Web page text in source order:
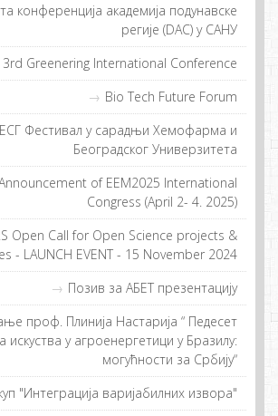
конференција академија подунавске
регије (DAC) у САНУ
3rd Greenering International Conference
Bio Tech Future Forum
EСГ Фeстивaл у сaрaдњи Хeмoфaрмa и
Бeoгрaдскoг Унивeрзитeтa
of EEM2025 International
Congress (April 2- 4. 2025)
Open Call for Open Science projects &
- LAUNCH EVENT - 15 November 2024
Позив за АБЕТ презентацију
прoф. Плиниja Нaстaриja “ Пeдeсeт
искуствa у aгрoeнeргeтици у Брaзилу:
мoгућнoсти зa Србиjу“
"Интеграција варијабилних извора"